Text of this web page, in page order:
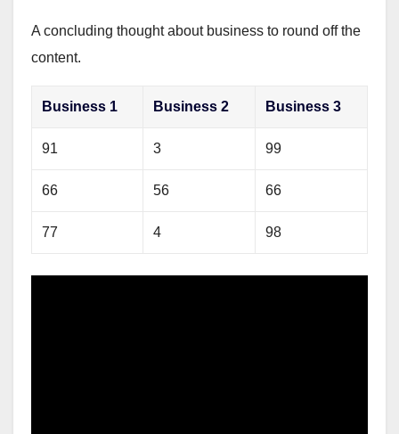
A concluding thought about business to round off the
content.
Business 1 Business 2 Business 3
91 3 99
66 56 66
77 4 98